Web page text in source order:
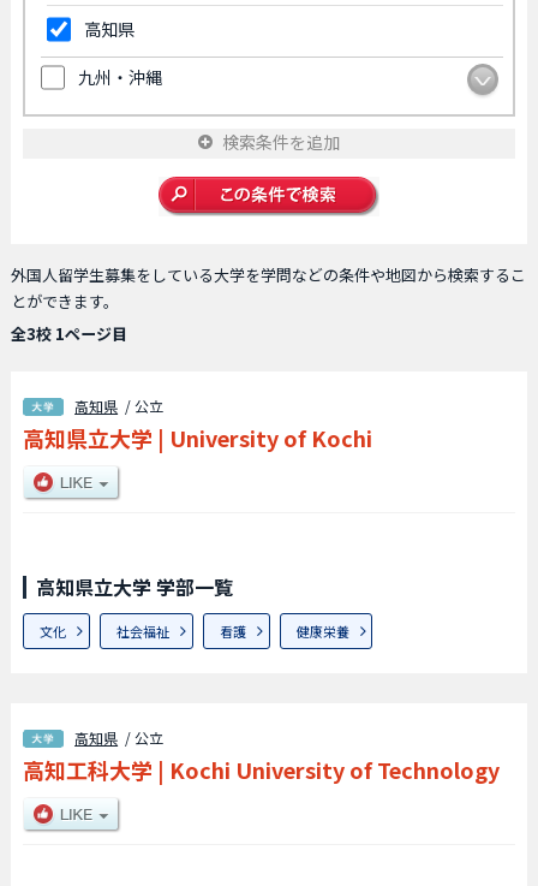
高知県
九州・沖縄
検索条件を追加
外国人留学生募集をしている大学を学問などの条件や地図から検索するこ
とができます。
全3校 1ページ目
高知県 / 公立
高知県立大学 | University of Kochi
高知県立大学 学部一覧
文化 社会福祉 看護 健康栄養
高知県 / 公立
高知工科大学 | Kochi University of Technology